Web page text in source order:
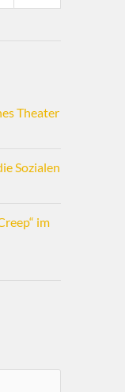
Theater
Sozialen
im